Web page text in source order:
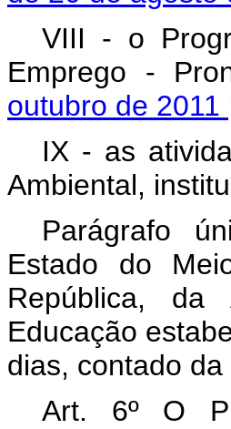
VIII - o
Emprego -
outubro de 2011
IX - as
Ambiental,
Parágrafo
Estado do
República, da
Educação
dias, contado
Art. 6º O